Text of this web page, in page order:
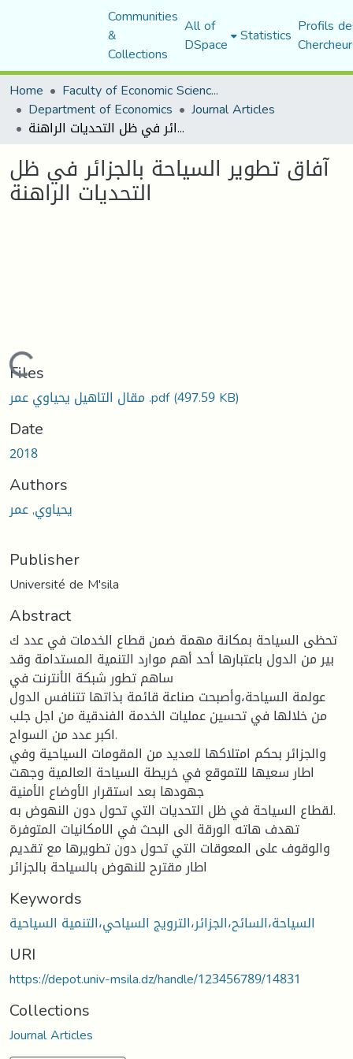
Communities
&
Collections
All of
DSpace Statistics Profils
Home
Faculty of Economic Sciences, Commerce and Management Sciences
Department of Economics Journal Articles
آفاق تطوير السياحة بالجزائر في ظل التحديات الراهنة
آفاق تطوير السياحة بالجزائر في ظل
التحديات الراهنة
Loading...
Files
مقال التاهيل يحياوي عمر .pdf(497.59 KB)
Date
2018
Authors
يحياوي, عمر
Publisher
Université de M'sila
Abstract
تحظى السياحة بمكانة مهمة ضمن قطاع الخدمات في عدد ك
بير من الدول باعتبارها أحد أهم موارد التنمية المستدامة وقد
ساهم تطور شبكة الأنترنت في
عولمة السياحة،وأصبحت صناعة قائمة بذاتها تتنافس الدول
من خلالها في تحسين عمليات الخدمة الفندقية من اجل جلب
اكبر عدد من السواح.
والجزائر بحكم امتلاكها للعديد من المقومات السياحية وفي
اطار سعيها للتموقع في خريطة السياحة العالمية وجهت
جهودها بعد استقرار الأوضاع الأمنية
لقطاع السياحة في ظل التحديات التي تحول دون النهوض به.
تهدف هاته الورقة الى البحث في الامكانيات المتوفرة
والوقوف على المعوقات التي تحول دون تطويرها مع تقديم
اطار مقترح للنهوض بالسياحة بالجزائر
Keywords
السياحة،السائح،الجزائر،الترويج السياحي،التنمية السياحية
URI
https://depot.univ-msila.dz/handle/123456789/14831
Collections
Journal Articles